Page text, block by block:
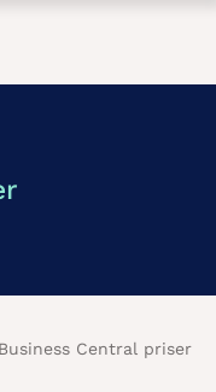
Business Central priser